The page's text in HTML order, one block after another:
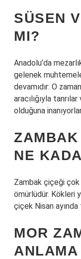
SÜSEN
MI?
Anadolu’da
gelenek
devamıdır: O
aracılığıyla
olduğuna
ZAMBAK
NE
Zambak çiçeği çok
ömürlüdür. Kökleri
çiçek Nisan ayında
MOR